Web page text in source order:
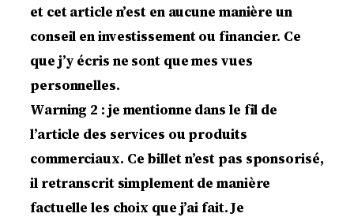
et cet article n’est en aucune manière un
conseil en investissement ou financier. Ce
que j’y écris ne sont que mes vues
personnelles.
Warning 2 : je mentionne dans le fil de
l’article des services ou produits
commerciaux. Ce billet n’est pas sponsorisé,
il retranscrit simplement de manière
factuelle les choix que j’ai fait. Je